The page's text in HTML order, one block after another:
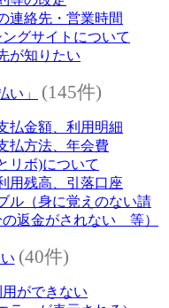
連絡先・営業時間
グサイトについて
が知りたい
い」 (145件)
払金額、利用明細
払方法、年会費
リボ)について
用残高、引落口座
ル（身に覚えのない請
返金がされない 等）
(40件)
ができない